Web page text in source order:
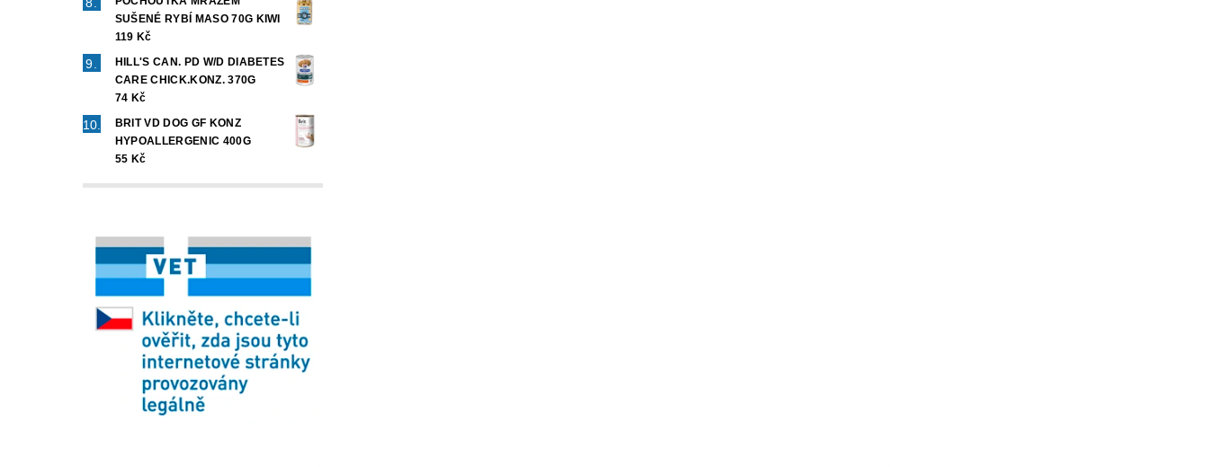
SUŠENÉ RYBÍ MASO 70G KIWI
119 Kč
HILL'S CAN. PD W/D DIABETES
CARE CHICK.KONZ. 370G
74 Kč
BRIT VD DOG GF KONZ
HYPOALLERGENIC 400G
55 Kč